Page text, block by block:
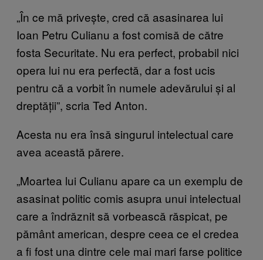
„În ce mă privește, cred că asasinarea lui
Ioan Petru Culianu a fost comisă de către
fosta Securitate. Nu era perfect, probabil nici
opera lui nu era perfectă, dar a fost ucis
pentru că a vorbit în numele adevărului și al
dreptății”, scria Ted Anton.
Acesta nu era însă singurul intelectual care
avea această părere.
„Moartea lui Culianu apare ca un exemplu de
asasinat politic comis asupra unui intelectual
care a îndrăznit să vorbească răspicat, pe
pământ american, despre ceea ce el credea
a fi fost una dintre cele mai mari farse politice